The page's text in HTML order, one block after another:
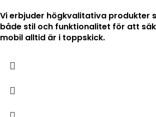
Vi erbjuder högkvalitativa produkter
både stil och funktionalitet för att
mobil alltid är i toppskick.